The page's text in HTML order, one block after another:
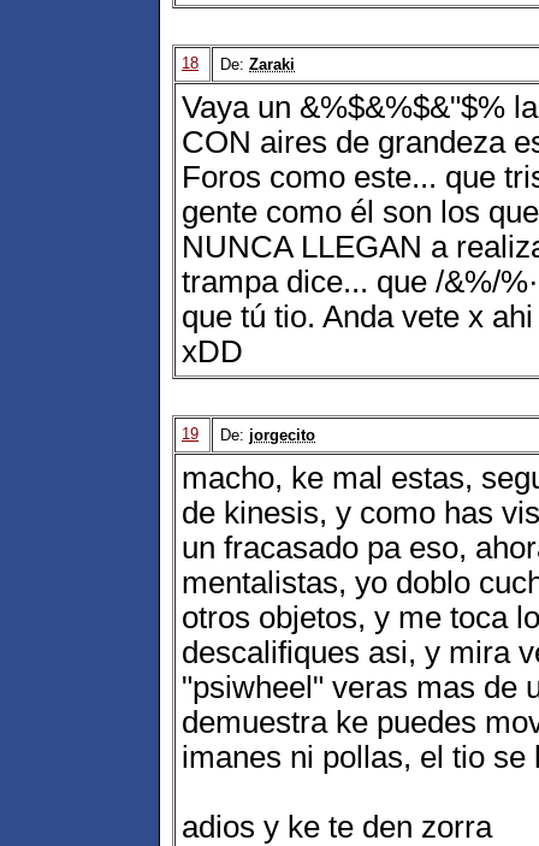
18 De: Zaraki
Vaya un &%$&%$&"$%
CON aires de grandeza
Foros como este... que
gente como él son los
NUNCA LLEGAN a
trampa dice... que /&%/
que tú tio. Anda vete x
xDD
19 De: jorgecito
macho, ke mal estas,
de kinesis, y como has
un fracasado pa eso,
mentalistas, yo doblo
otros objetos, y me toca
descalifiques asi, y mira
"psiwheel" veras mas de
demuestra ke puedes
imanes ni pollas, el tio
adios y ke te den zorra